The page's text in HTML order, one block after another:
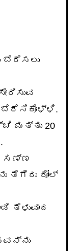
ಬೆರೆಸಲು
ಬೆರೆಸಿಕೊಳ್ಳಿ.
ಮತ್ತು 20
ಸಣ್ಣ
ತೆಗೆದು ರೋಲ್
ತೆಳುವಾದ